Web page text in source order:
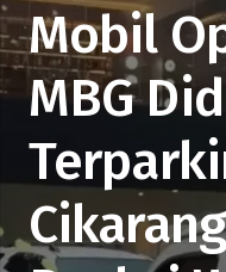
Mobil
MBG